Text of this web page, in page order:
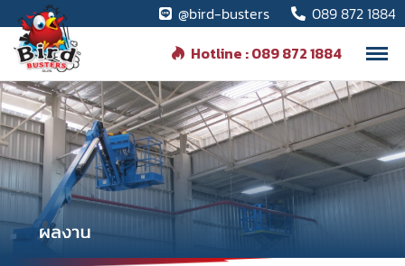
@bird-busters
089 872 1884
Hotline : 089 872 1884